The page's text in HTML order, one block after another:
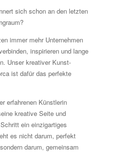
sich schon an den letzten
immer mehr Unternehmen
inspirieren und lange
Unser kreativer Kunst-
ist dafür das perfekte
erfahrenen Künstlerin
kreative Seite und
ein einzigartiges
es nicht darum, perfekt
darum, gemeinsam